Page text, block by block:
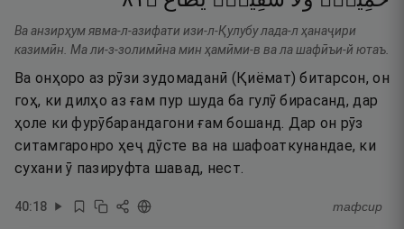
Ва анзирҳум явма-л-азифати изи-л-Қулубу лада-л ҳанаҷири
казимӣн. Ма ли-з-золимӣна мин ҳамӣми-в ва ла шафӣъи-й ютаъ.
Ва онҳоро аз рӯзи зудомаданӣ (Қиёмат) битарсон, он
гоҳ, ки дилҳо аз ғам пур шуда ба гулӯ бирасанд, дар
ҳоле ки фурӯбарандагони ғам бошанд. Дар он рӯз
ситамгаронро ҳеҷ дӯсте ва на шафоаткунандае, ки
сухани ӯ пазируфта шавад, нест.
40:18 тафсир